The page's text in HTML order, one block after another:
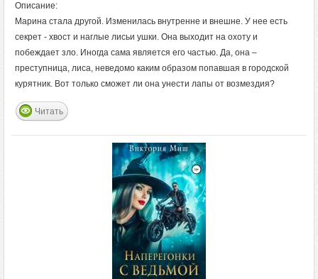
Описание:
Марина стала другой. Изменилась внутренне и внешне. У нее есть
секрет - хвост и наглые лисьи ушки. Она выходит на охоту и
побеждает зло. Иногда сама является его частью. Да, она –
преступница, лиса, неведомо каким образом попавшая в городской
курятник. Вот только сможет ли она унести лапы от возмездия?
Читать